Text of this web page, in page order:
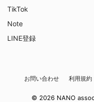
TikTok
Note
LINE登録
お問い合わせ 利用規約
© 2026 NANO